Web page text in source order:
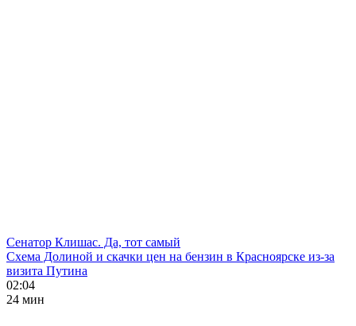
Сенатор Клишас. Да, тот самый
Схема Долиной и скачки цен на бензин в Красноярске из-за
визита Путина
02:04
24 мин